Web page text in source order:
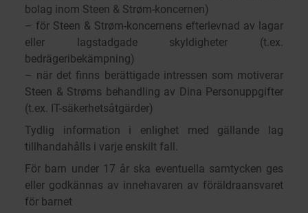
bolag inom Steen & Strøm-koncernen)
– för Steen & Strøm-koncernens efterlevnad av lagar
eller lagstadgade skyldigheter (t.ex.
bedrägeribekämpning)
– när det finns berättigade intressen som motiverar
Steen & Strøms behandling av Dina Personuppgifter
(t.ex. IT-säkerhetsåtgärder)
Tydlig information i enlighet med gällande lag
tillhandahålls i varje enskilt fall.
För barn under 17 år ska eventuella samtycken ges
eller godkännas av innehavaren av föräldraansvaret
för barnet